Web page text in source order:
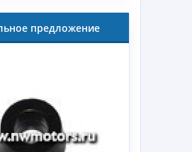
предложение